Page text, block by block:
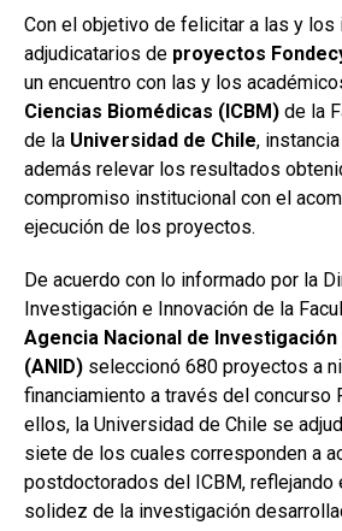
Con el objetivo de felicitar a las y los
adjudicatarios de proyectos
un encuentro con las y los
Ciencias Biomédicas (ICBM) de la
de la Universidad de Chile,
además relevar los resultados
compromiso institucional con el
ejecución de los proyectos.
De acuerdo con lo informado por la
Investigación e Innovación de la
Agencia Nacional de
(ANID) seleccionó 680 proyectos a
financiamiento a través del concurso
ellos, la Universidad de Chile se
siete de los cuales corresponden a
postdoctorados del ICBM, reflejando
solidez de la investigación